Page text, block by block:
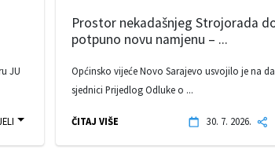
JU
Prostor nekadašnjeg Strojorada
potpuno novu namjenu – ...
Općinsko vijeće Novo Sarajevo usvojilo je na
sjednici Prijedlog Odluke o ...
ČITAJ VIŠE 30. 7. 2026.